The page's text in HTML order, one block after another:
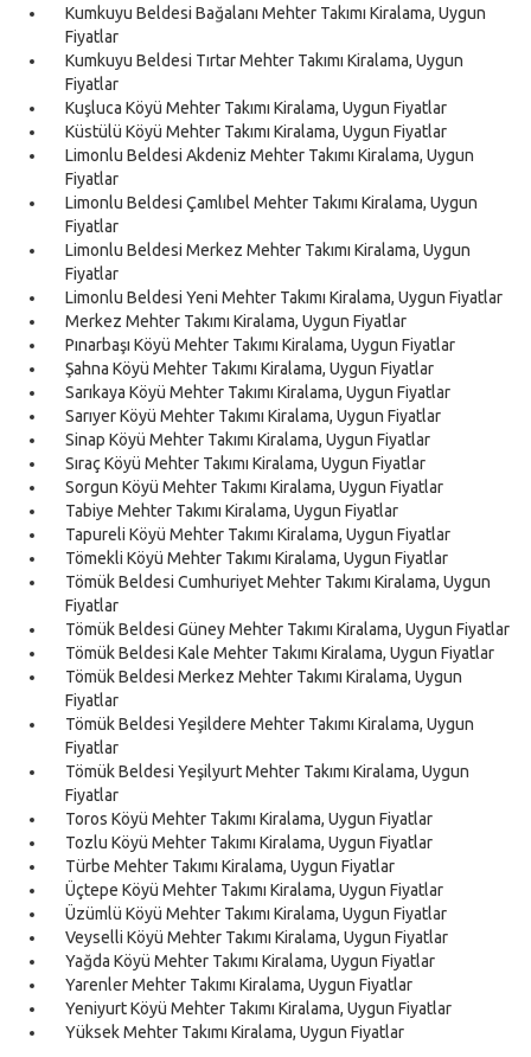
Kumkuyu Beldesi Bağalanı Mehter Takımı Kiralama, Uygun
Fiyatlar
Kumkuyu Beldesi Tırtar Mehter Takımı Kiralama, Uygun
Fiyatlar
Kuşluca Köyü Mehter Takımı Kiralama, Uygun Fiyatlar
Küstülü Köyü Mehter Takımı Kiralama, Uygun Fiyatlar
Limonlu Beldesi Akdeniz Mehter Takımı Kiralama, Uygun
Fiyatlar
Limonlu Beldesi Çamlıbel Mehter Takımı Kiralama, Uygun
Fiyatlar
Limonlu Beldesi Merkez Mehter Takımı Kiralama, Uygun
Fiyatlar
Limonlu Beldesi Yeni Mehter Takımı Kiralama, Uygun Fiyatlar
Merkez Mehter Takımı Kiralama, Uygun Fiyatlar
Pınarbaşı Köyü Mehter Takımı Kiralama, Uygun Fiyatlar
Şahna Köyü Mehter Takımı Kiralama, Uygun Fiyatlar
Sarıkaya Köyü Mehter Takımı Kiralama, Uygun Fiyatlar
Sarıyer Köyü Mehter Takımı Kiralama, Uygun Fiyatlar
Sinap Köyü Mehter Takımı Kiralama, Uygun Fiyatlar
Sıraç Köyü Mehter Takımı Kiralama, Uygun Fiyatlar
Sorgun Köyü Mehter Takımı Kiralama, Uygun Fiyatlar
Tabiye Mehter Takımı Kiralama, Uygun Fiyatlar
Tapureli Köyü Mehter Takımı Kiralama, Uygun Fiyatlar
Tömekli Köyü Mehter Takımı Kiralama, Uygun Fiyatlar
Tömük Beldesi Cumhuriyet Mehter Takımı Kiralama, Uygun
Fiyatlar
Tömük Beldesi Güney Mehter Takımı Kiralama, Uygun Fiyatlar
Tömük Beldesi Kale Mehter Takımı Kiralama, Uygun Fiyatlar
Tömük Beldesi Merkez Mehter Takımı Kiralama, Uygun
Fiyatlar
Tömük Beldesi Yeşildere Mehter Takımı Kiralama, Uygun
Fiyatlar
Tömük Beldesi Yeşilyurt Mehter Takımı Kiralama, Uygun
Fiyatlar
Toros Köyü Mehter Takımı Kiralama, Uygun Fiyatlar
Tozlu Köyü Mehter Takımı Kiralama, Uygun Fiyatlar
Türbe Mehter Takımı Kiralama, Uygun Fiyatlar
Üçtepe Köyü Mehter Takımı Kiralama, Uygun Fiyatlar
Üzümlü Köyü Mehter Takımı Kiralama, Uygun Fiyatlar
Veyselli Köyü Mehter Takımı Kiralama, Uygun Fiyatlar
Yağda Köyü Mehter Takımı Kiralama, Uygun Fiyatlar
Yarenler Mehter Takımı Kiralama, Uygun Fiyatlar
Yeniyurt Köyü Mehter Takımı Kiralama, Uygun Fiyatlar
Yüksek Mehter Takımı Kiralama, Uygun Fiyatlar